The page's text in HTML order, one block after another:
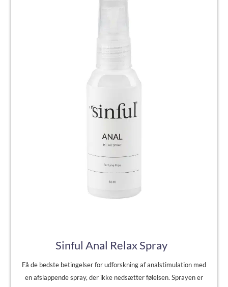
Sinful Anal Relax Spray
Få de bedste betingelser for udforskning af analstimulation med
en afslappende spray, der ikke nedsætter følelsen. Sprayen er